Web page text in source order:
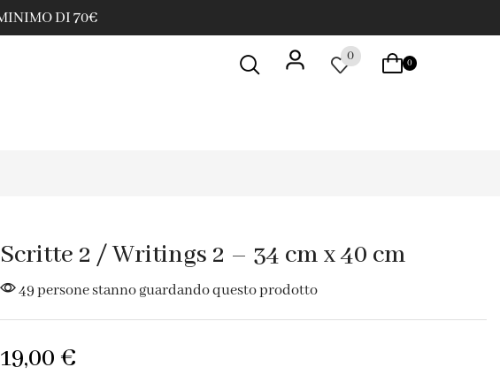
DI 70€
0 0
Scritte 2 / Writings 2 – 34 cm x 40 cm
49 persone stanno guardando questo prodotto
19,00 €